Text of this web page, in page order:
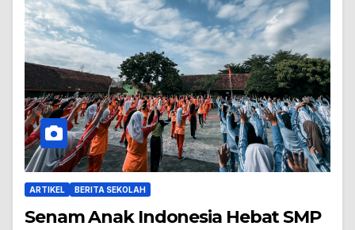
ARTIKEL BERITA SEKOLAH
Senam Anak Indonesia Hebat SMP